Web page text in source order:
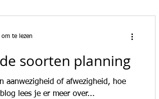
soorten planning
aanwezigheid of afwezigheid, hoe
lees je er meer over...
te lezen